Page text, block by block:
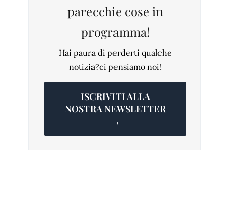
parecchie cose in
programma!
Hai paura di perderti qualche
notizia?ci pensiamo noi!
ISCRIVITI ALLA
NOSTRA NEWSLETTER
→